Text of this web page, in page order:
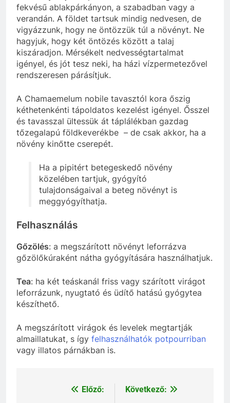
fekvésű ablakpárkányon, a szabadban vagy a
verandán. A földet tartsuk mindig nedvesen, de
vigyázzunk, hogy ne öntözzük túl a növényt. Ne
hagyjuk, hogy két öntözés között a talaj
kiszáradjon. Mérsékelt nedvességtartalmat
igényel, és jót tesz neki, ha házi vízpermetezővel
rendszeresen párásítjuk.
A Chamaemelum nobile tavasztól kora őszig
kéthetenkénti tápoldatos kezelést igényel. Ősszel
és tavasszal ültessük át táplálékban gazdag
tőzegalapú földkeverékbe – de csak akkor, ha a
növény kinőtte cserepét.
Ha a pipitért betegeskedő növény
közelében tartjuk, gyógyító
tulajdonságaival a beteg növényt is
meggyógyíthatja.
Felhasználás
Gőzölés: a megszárított növényt leforrázva
gőzölőkúraként nátha gyógyítására használhatjuk.
Tea: ha két teáskanál friss vagy szárított virágot
leforrázunk, nyugtató és üdítő hatású gyógytea
készíthető.
A megszárított virágok és levelek megtartják
almaillatukat, s így felhasználhatók potpourriban
vagy illatos párnákban is.
BejegyzésElőző:
Következő: